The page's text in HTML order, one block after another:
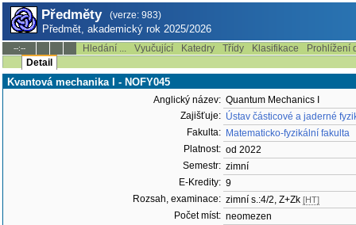
Předměty (verze: 983)
Předmět, akademický rok 2025/2026
--:-- Hledání ... Vyučující Katedry Třídy Klasifikace
Prohlížení
Detail
Kvantová mechanika I - NOFY045
Anglický název: Quantum Mechanics I
Zajišťuje: Ústav částicové a jaderné
Fakulta: Matematicko-fyzikální fakulta
Platnost: od 2022
Semestr: zimní
E-Kredity: 9
Rozsah, examinace: zimní s.:4/2, Z+Zk [HT]
Počet míst: neomezen